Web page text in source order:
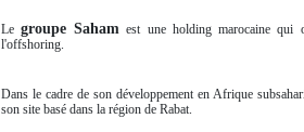
Le groupe Saham est une holding marocaine qui
l'offshoring.
Dans le cadre de son développement en Afrique
son site basé dans la région de Rabat.